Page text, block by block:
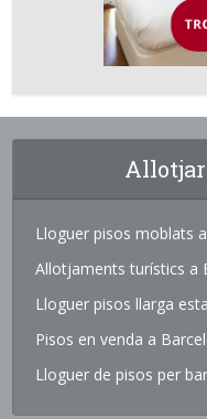
Lloguer pisos moblats
Allotjaments turístics a
Lloguer pisos llarga
Pisos en venda a
Lloguer de pisos per